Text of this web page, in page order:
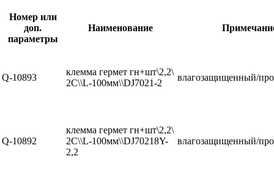
Номер или
доп.
параметры
Наименование
Q-10893
клемма гермет гн+шт\2,2\
2C\\L-100мм\\DJ7021-2
влагозащищенный/
Q-10892
клемма гермет гн+шт\2,2\
2C\\L-100мм\\DJ70218Y-
2,2
влагозащищенный/